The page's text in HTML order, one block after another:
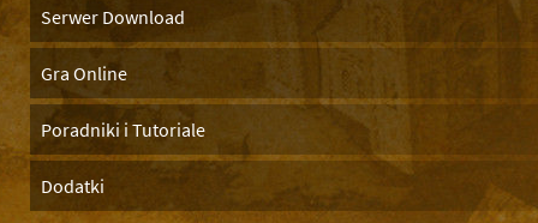
Serwer Download
Gra Online
Poradniki i Tutoriale
Dodatki